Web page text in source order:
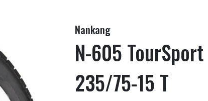
Nankang
N-605
235/75-15 T